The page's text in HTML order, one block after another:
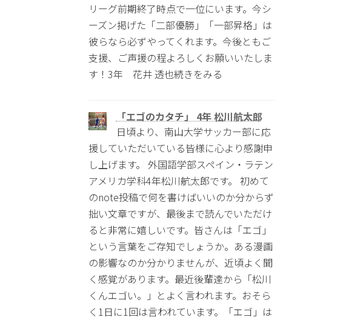
リーグ前期終了時点で一位にいます。今シ
ーズン掲げた「二部優勝」「一部昇格」は
彼らなら必ずやってくれます。今後ともご
支援、ご声援の程よろしくお願いいたしま
す！3年 花井 透也続きをみる
「エゴのカタチ」 4年 松川航太郎
日頃より、南山大学サッカー部に応
援していただいている皆様に心より感謝申
し上げます。 外国語学部スペイン・ラテン
アメリカ学科4年松川航太郎です。 初めて
のnote投稿で何を書けばいいのか分からず
拙い文章ですが、最後まで読んでいただけ
ると非常に嬉しいです。皆さんは「エゴ」
という言葉をご存知でしょうか。ある漫画
の影響なのか分かりませんが、近頃よく聞
く感覚があります。最近後輩達から「松川
くんエゴい。」とよく言われます。おそら
く1日に1回は言われています。「エゴ」は